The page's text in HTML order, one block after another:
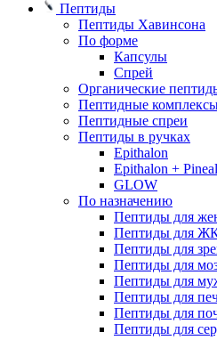
Пептиды
Пептиды Хавинсона
По форме
Капсулы
Спрей
Органические
Пептидные
Пептидные спреи
Пептиды в ручках
Epithalon
Epithalon +
GLOW
По назначению
Пептиды для
Пептиды для
Пептиды для
Пептиды для
Пептиды для
Пептиды для
Пептиды для
Пептиды для